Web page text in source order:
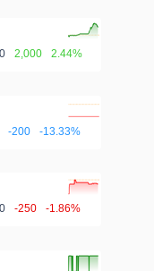
2,000 2.44%
-200 -13.33%
-250 -1.86%